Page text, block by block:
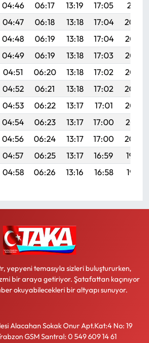
04:46 06:17 13:19 17:05
20:11
04:47 06:18 13:18 17:04
20:09
04:48 06:19 13:18 17:04
20:08
04:49 06:19 13:18 17:03
20:07
04:51 06:20 13:18 17:02
20:05
04:52 06:21 13:18 17:02
20:04
04:53 06:22 13:17 17:01
20:03
04:54 06:23 13:17 17:00
20:01
04:56 06:24 13:17 17:00
20:00
04:57 06:25 13:17 16:59
19:59
04:58 06:26 13:16 16:58 19:57
yepyeni temasıyla sizleri buluştururken,
bir araya getiriyor. Şatafattan kaçınıyor
okuyabilecekleri bir altyapı sunuyor.
Alacahan Sokak Onur Apt.Kat:4 No: 19
GSM Santral: 0 549 609 14 61